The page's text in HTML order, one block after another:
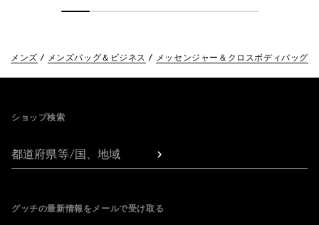
メンズ メンズバッグ＆ビジネス メッセンジャー＆クロスボディバッグ
ショップ検索
都道府県等/国、地域
グッチの最新情報をメールで受け取る